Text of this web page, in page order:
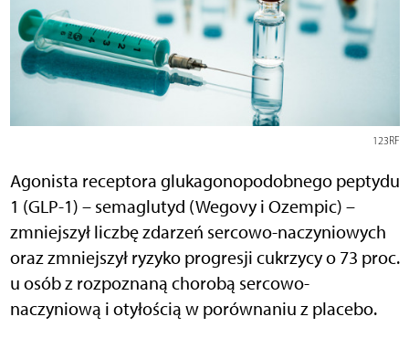
123RF
Agonista receptora glukagonopodobnego peptydu
1 (GLP-1) – semaglutyd (Wegovy i Ozempic) –
zmniejszył liczbę zdarzeń sercowo-naczyniowych
oraz zmniejszył ryzyko progresji cukrzycy o 73 proc.
u osób z rozpoznaną chorobą sercowo-
naczyniową i otyłością w porównaniu z placebo.